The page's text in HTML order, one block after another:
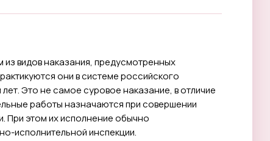
видов наказания, предусмотренных
они в системе российского
Это не самое суровое наказание, в отличие
работы назначаются при совершении
При этом их исполнение обычно
исполнительной инспекции.